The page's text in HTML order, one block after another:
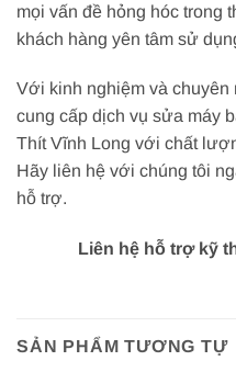
mọi vấn đề hỏng hóc trong
khách hàng yên tâm sử
Với kinh nghiệm và chuyên
cung cấp dịch vụ sửa máy
Thít Vĩnh Long với chất
Hãy liên hệ với chúng tôi
hỗ trợ.
Liên hệ hỗ trợ kỹ
SẢN PHẨM TƯƠNG TỰ